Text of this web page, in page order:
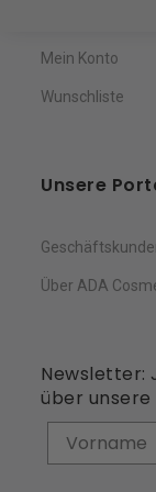
Mein Konto
Wunschliste
Unsere
Über ADA
Newsletter:
über
Vorname